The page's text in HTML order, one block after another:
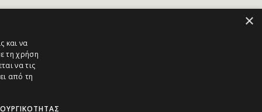
×
και να
τη χρήση
να τις
από τη